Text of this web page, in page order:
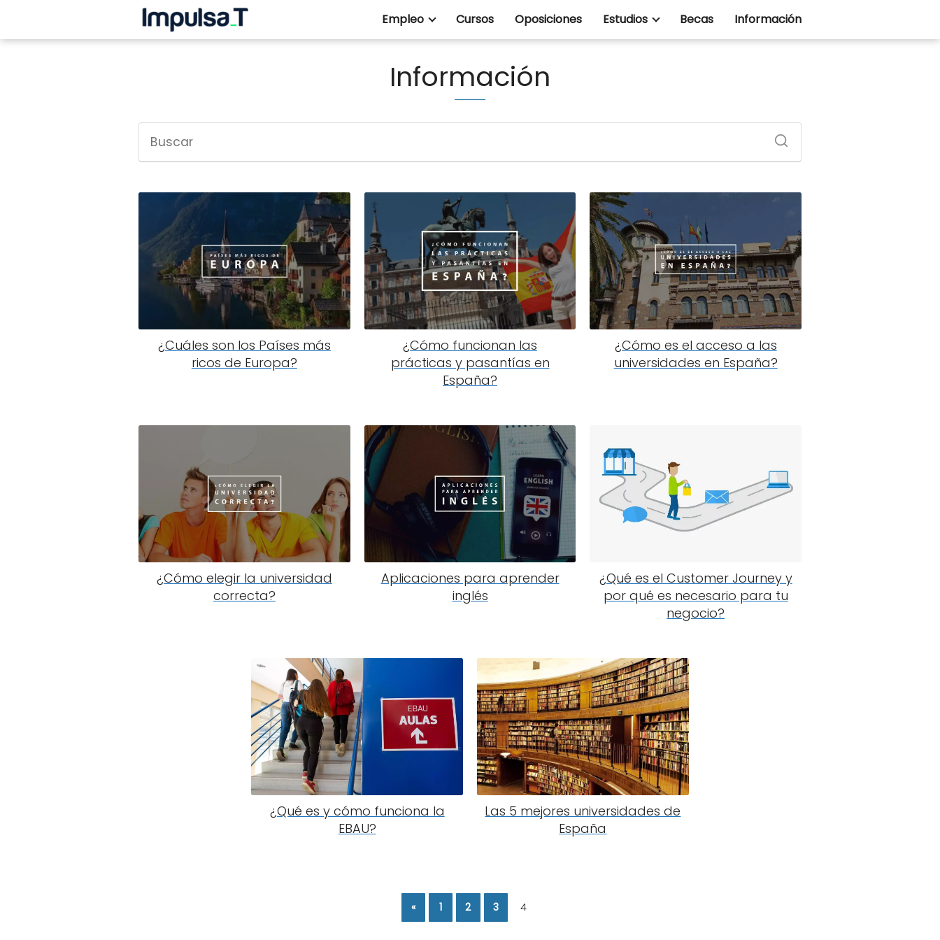
Empleo Cursos Oposiciones Estudios Becas Información
Información
¿Cuáles son los Países más
ricos de Europa?
¿Cómo funcionan las
prácticas y pasantías en
España?
¿Cómo es el acceso a las
universidades en España?
¿Cómo elegir la universidad
correcta?
Aplicaciones para aprender
inglés
¿Qué es el Customer Journey y
por qué es necesario para tu
negocio?
¿Qué es y cómo funciona la
EBAU?
Las 5 mejores universidades de
España
« 1 2 3 4